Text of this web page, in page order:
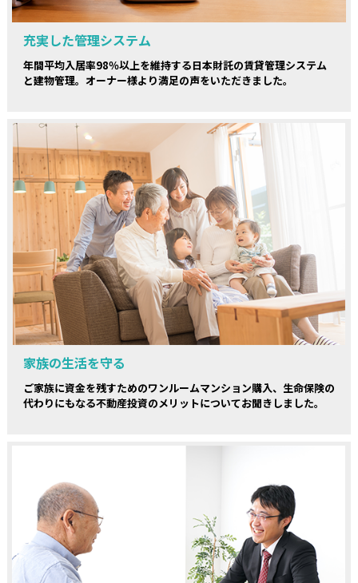
充実した管理システム
年間平均入居率98％以上を維持する日本財託の賃貸管理システム
と建物管理。オーナー様より満足の声をいただきました。
家族の生活を守る
ご家族に資金を残すためのワンルームマンション購入、生命保険の
代わりにもなる不動産投資のメリットについてお聞きしました。